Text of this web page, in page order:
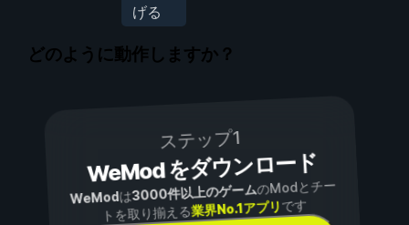
げる
どのように動作しますか？
ステップ1
WeMod をダウンロード
WeModは3000件以上のゲームのModとチー
トを取り揃える業界No.1アプリです